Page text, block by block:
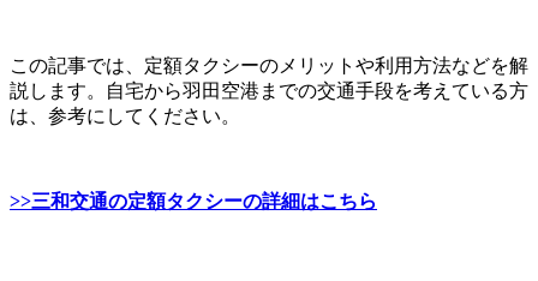
この記事では、定額タクシーのメリットや利用方法などを解
説します。自宅から羽田空港までの交通手段を考えている方
は、参考にしてください。
>>三和交通の定額タクシーの詳細はこちら